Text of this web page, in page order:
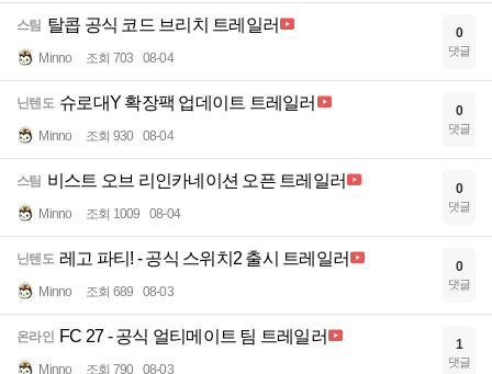
스팀 탈콥 공식 코드 브리치 트레일러
Minno 조회 703 08-04
0
댓글
닌텐도 슈로대Y 확장팩 업데이트 트레일러
Minno 조회 930 08-04
0
댓글
스팀 비스트 오브 리인카네이션 오픈 트레일러
Minno 조회 1009 08-04
0
댓글
닌텐도 레고 파티! - 공식 스위치2 출시 트레일러
Minno 조회 689 08-03
0
댓글
온라인 FC 27 - 공식 얼티메이트 팀 트레일러
Minno 조회 790 08-03
1
댓글